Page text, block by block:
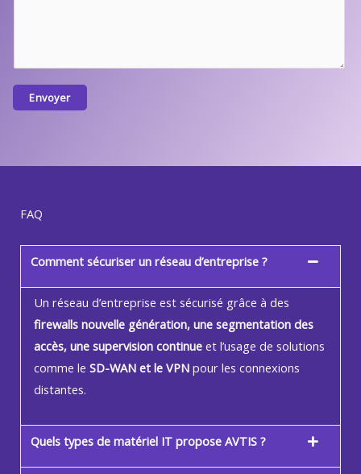
é
p
h
Envoyer
FAQ
Comment sécuriser un réseau d’entreprise ?
Un réseau d’entreprise est sécurisé grâce à des
firewalls nouvelle génération, une segmentation des
accès, une supervision continue et l’usage de solutions
comme le SD-WAN et le VPN pour les connexions
distantes.
Quels types de matériel IT propose AVTIS ?